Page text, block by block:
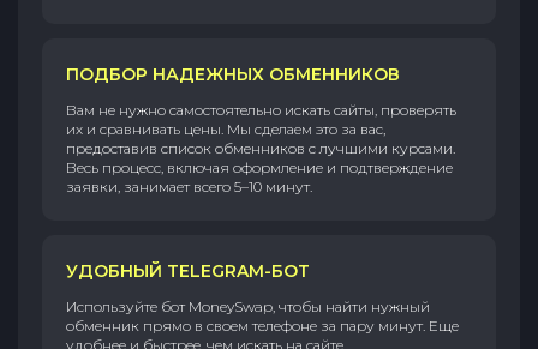
ПОДБОР НАДЕЖНЫХ ОБМЕННИКОВ
Вам не нужно самостоятельно искать сайты, проверять
их и сравнивать цены. Мы сделаем это за вас,
предоставив список обменников с лучшими курсами.
Весь процесс, включая оформление и подтверждение
заявки, занимает всего 5–10 минут.
УДОБНЫЙ TELEGRAM-БОТ
Используйте бот MoneySwap, чтобы найти нужный
обменник прямо в своем телефоне за пару минут. Еще
удобнее и быстрее, чем искать на сайте.